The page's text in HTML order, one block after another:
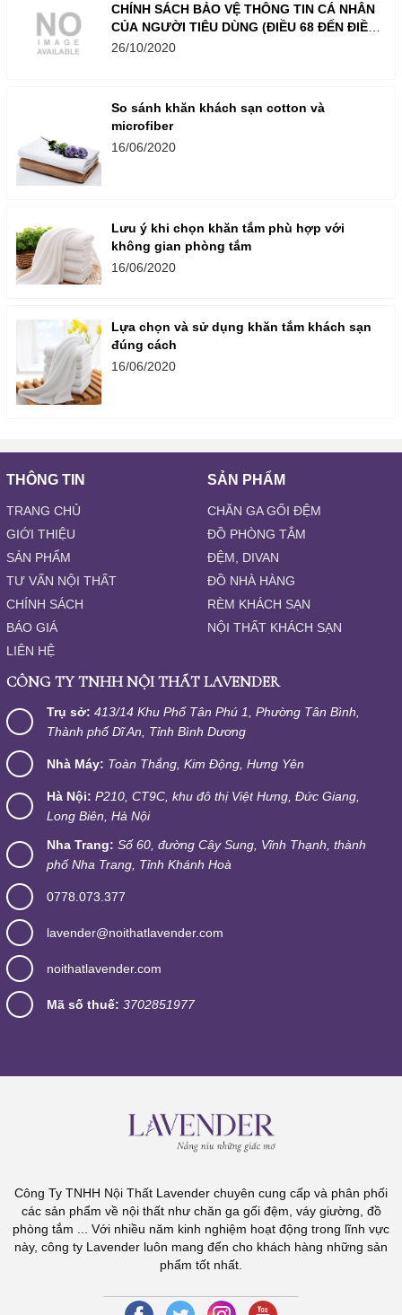
CHÍNH SÁCH BẢO VỆ THÔNG TIN CÁ NHÂN
CỦA NGƯỜI TIÊU DÙNG (ĐIỀU 68 ĐẾN ĐIỀU
73) CỦA NỘI THẤT LAVENDER
26/10/2020
So sánh khăn khách sạn cotton và
microfiber
16/06/2020
Lưu ý khi chọn khăn tắm phù hợp với
không gian phòng tắm
16/06/2020
Lựa chọn và sử dụng khăn tắm khách sạn
đúng cách
16/06/2020
THÔNG TIN
TRANG CHỦ
GIỚI THIỆU
SẢN PHẨM
TƯ VẤN NỘI THẤT
CHÍNH SÁCH
BÁO GIÁ
LIÊN HỆ
SẢN PHẨM
CHĂN GA GỐI ĐỆM
ĐỒ PHÒNG TẮM
ĐỆM, DIVAN
ĐỒ NHÀ HÀNG
RÈM KHÁCH SẠN
NỘI THẤT KHÁCH SẠN
CÔNG TY TNHH NỘI THẤT LAVENDER
Trụ sở: 413/14 Khu Phố Tân Phú 1, Phường Tân Bình,
Thành phố Dĩ An, Tỉnh Bình Dương
Nhà Máy: Toàn Thắng, Kim Động, Hưng Yên
Hà Nội: P210, CT9C, khu đô thị Việt Hưng, Đức Giang,
Long Biên, Hà Nội
Nha Trang: Số 60, đường Cây Sung, Vĩnh Thạnh, thành
phố Nha Trang, Tỉnh Khánh Hoà
0778.073.377
lavender@noithatlavender.com
noithatlavender.com
Mã số thuế: 3702851977
Công Ty TNHH Nội Thất Lavender chuyên cung cấp và phân phối
các sản phẩm về nội thất như chăn ga gối đệm, váy giường, đồ
phòng tắm ... Với nhiều năm kinh nghiệm hoạt động trong lĩnh vực
này, công ty Lavender luôn mang đến cho khách hàng những sản
phẩm tốt nhất.